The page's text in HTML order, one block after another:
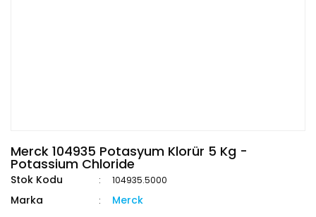
Merck 104935 Potasyum Klorür 5 Kg -
Potassium Chloride
Stok Kodu 104935.5000
Marka Merck